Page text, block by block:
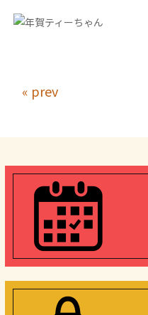
« prev